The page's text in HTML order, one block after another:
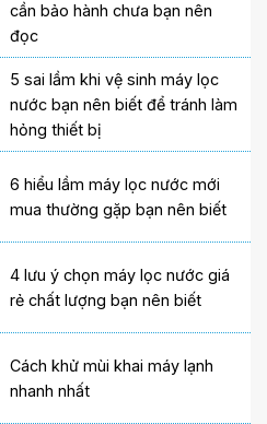
cần bảo hành chưa bạn nên
đọc
5 sai lầm khi vệ sinh máy lọc
nước bạn nên biết để tránh làm
hỏng thiết bị
6 hiểu lầm máy lọc nước mới
mua thường gặp bạn nên biết
4 lưu ý chọn máy lọc nước giá
rẻ chất lượng bạn nên biết
Cách khử mùi khai máy lạnh
nhanh nhất